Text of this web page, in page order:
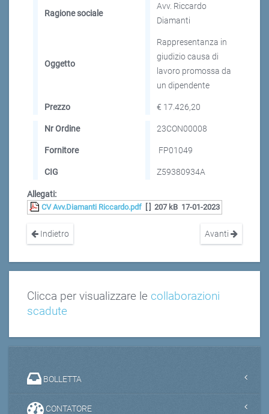
Ragione sociale
Avv. Riccardo
Diamanti
Oggetto
Rappresentanza in
giudizio causa di
lavoro promossa da
un dipendente
Prezzo € 17.426,20
Nr Ordine 23CON00008
Fornitore FP01049
CIG Z59380934A
Allegati:
CV Avv.Diamanti Riccardo.pdf 207 kB 17-01-2023
Indietro Avanti
Clicca per visualizzare le collaborazioni
scadute
BOLLETTA
CONTATORE